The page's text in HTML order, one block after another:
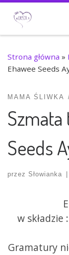
Przejdź do treści
Strona główna »
Ehawee Seeds
MAMA ŚLIWKA
Seeds
przez Słowianka
w składzie
Gramatury